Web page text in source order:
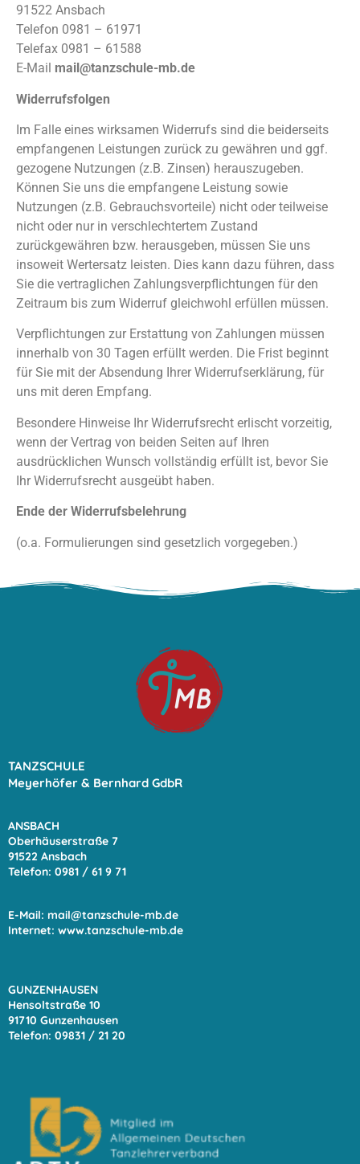
91522 Ansbach
Telefon 0981 – 61971
Telefax 0981 – 61588
E-Mail mail@tanzschule-mb.de
Widerrufsfolgen
Im Falle eines wirksamen Widerrufs sind die beiderseits
empfangenen Leistungen zurück zu gewähren und ggf.
gezogene Nutzungen (z.B. Zinsen) herauszugeben.
Können Sie uns die empfangene Leistung sowie
Nutzungen (z.B. Gebrauchsvorteile) nicht oder teilweise
nicht oder nur in verschlechtertem Zustand
zurückgewähren bzw. herausgeben, müssen Sie uns
insoweit Wertersatz leisten. Dies kann dazu führen, dass
Sie die vertraglichen Zahlungsverpflichtungen für den
Zeitraum bis zum Widerruf gleichwohl erfüllen müssen.
Verpflichtungen zur Erstattung von Zahlungen müssen
innerhalb von 30 Tagen erfüllt werden. Die Frist beginnt
für Sie mit der Absendung Ihrer Widerrufserklärung, für
uns mit deren Empfang.
Besondere Hinweise Ihr Widerrufsrecht erlischt vorzeitig,
wenn der Vertrag von beiden Seiten auf Ihren
ausdrücklichen Wunsch vollständig erfüllt ist, bevor Sie
Ihr Widerrufsrecht ausgeübt haben.
Ende der Widerrufsbelehrung
(o.a. Formulierungen sind gesetzlich vorgegeben.)
TANZSCHULE
Meyerhöfer & Bernhard GdbR
ANSBACH
Oberhäuserstraße 7
91522 Ansbach
Telefon: 0981 / 61 9 71
E-Mail: mail@tanzschule-mb.de
Internet: www.tanzschule-mb.de
GUNZENHAUSEN
Hensoltstraße 10
91710 Gunzenhausen
Telefon: 09831 / 21 20